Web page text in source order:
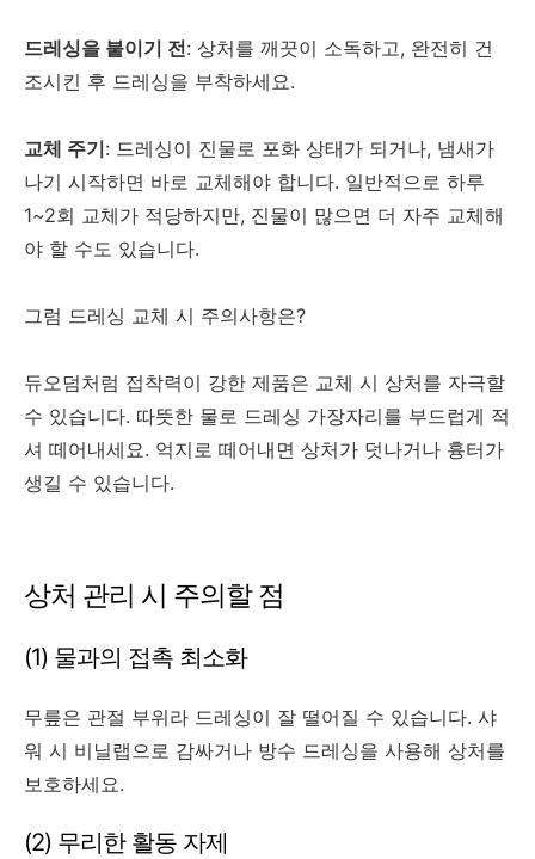
드레싱을 붙이기 전: 상처를 깨끗이 소독하고, 완전히 건
조시킨 후 드레싱을 부착하세요.
교체 주기: 드레싱이 진물로 포화 상태가 되거나, 냄새가
나기 시작하면 바로 교체해야 합니다. 일반적으로 하루
1~2회 교체가 적당하지만, 진물이 많으면 더 자주 교체해
야 할 수도 있습니다.
그럼 드레싱 교체 시 주의사항은?
듀오덤처럼 접착력이 강한 제품은 교체 시 상처를 자극할
수 있습니다. 따뜻한 물로 드레싱 가장자리를 부드럽게 적
셔 떼어내세요. 억지로 떼어내면 상처가 덧나거나 흉터가
생길 수 있습니다.
상처 관리 시 주의할 점
(1) 물과의 접촉 최소화
무릎은 관절 부위라 드레싱이 잘 떨어질 수 있습니다. 샤
워 시 비닐랩으로 감싸거나 방수 드레싱을 사용해 상처를
보호하세요.
(2) 무리한 활동 자제